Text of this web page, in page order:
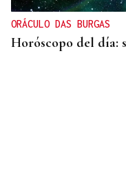
ORÁCULO DAS BURGAS
Horóscopo del día: